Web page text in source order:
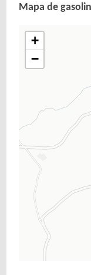
Mapa de
+
−